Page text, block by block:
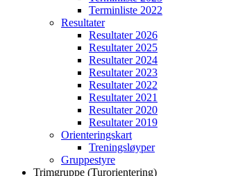
Terminliste 2022
Resultater
Resultater 2026
Resultater 2025
Resultater 2024
Resultater 2023
Resultater 2022
Resultater 2021
Resultater 2020
Resultater 2019
Orienteringskart
Treningsløyper
Gruppestyre
Trimgruppe (Turorientering)